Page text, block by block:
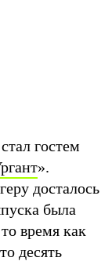
стал гостем
».
досталось
была
время как
десять